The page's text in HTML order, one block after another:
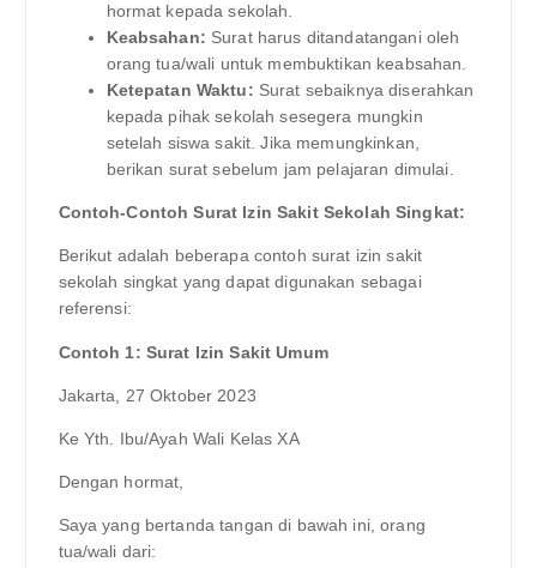
hormat kepada sekolah.
Keabsahan: Surat harus ditandatangani oleh
orang tua/wali untuk membuktikan keabsahan.
Ketepatan Waktu: Surat sebaiknya diserahkan
kepada pihak sekolah sesegera mungkin
setelah siswa sakit. Jika memungkinkan,
berikan surat sebelum jam pelajaran dimulai.
Contoh-Contoh Surat Izin Sakit Sekolah Singkat:
Berikut adalah beberapa contoh surat izin sakit
sekolah singkat yang dapat digunakan sebagai
referensi:
Contoh 1: Surat Izin Sakit Umum
Jakarta, 27 Oktober 2023
Ke Yth. Ibu/Ayah Wali Kelas XA
Dengan hormat,
Saya yang bertanda tangan di bawah ini, orang
tua/wali dari: